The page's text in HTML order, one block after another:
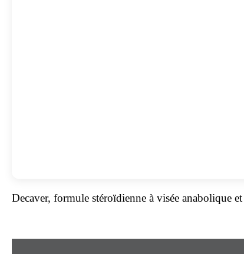
Decaver, formule stéroïdienne à visée anabolique